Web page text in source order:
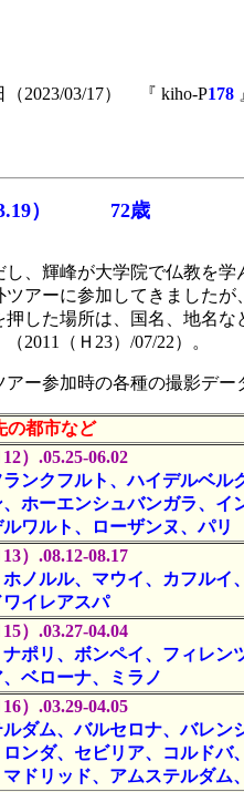
（2023/03/17） 『 kiho-P178
） 72歳
、輝峰が大学院で仏教を
アーに参加してきました
した場所は、国名、地名
2011（Ｈ23）/07/22）。
ー参加時の各種の撮影デー
の都市など
）.05.25-06.02
ンクフルト、ハイデルベル
ホーエンシュバンガラ、イ
ワルト、ローザンヌ、パリ
）.08.12-08.17
ノルル、マウイ、カフルイ
イレアスパ
）.03.27-04.04
ナポリ、ボンペイ、フィレン
ベローナ、ミラノ
）.03.29-04.05
ダム、バルセロナ、バレン
ロンダ、セビリア、コルドバ
マドリッド、アムステルダム、